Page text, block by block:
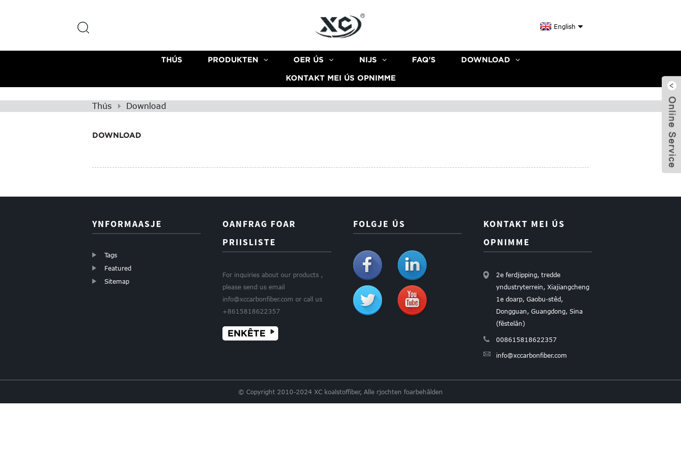
English
THÚS PRODUKTEN OER ÚS NIJS FAQ'S DOWNLOAD
KONTAKT MEI ÚS OPNIMME
Thús Download
DOWNLOAD
YNFORMAASJE
Tags
Featured
Sitemap
OANFRAG FOAR
PRIISLISTE
For inquiries about our products ,
please send us email
info@xccarbonfiber.com or call us
+8615818622357
ENKÊTE
FOLGJE ÚS
KONTAKT MEI ÚS
OPNIMME
2e ferdjipping, tredde
yndustryterrein, Xiajiangcheng
1e doarp, Gaobu-stêd,
Dongguan, Guangdong, Sina
(fêstelân)
008615818622357
info@xccarbonfiber.com
© Copyright 2010-2024 XC koalstoffiber, Alle rjochten foarbehâlden